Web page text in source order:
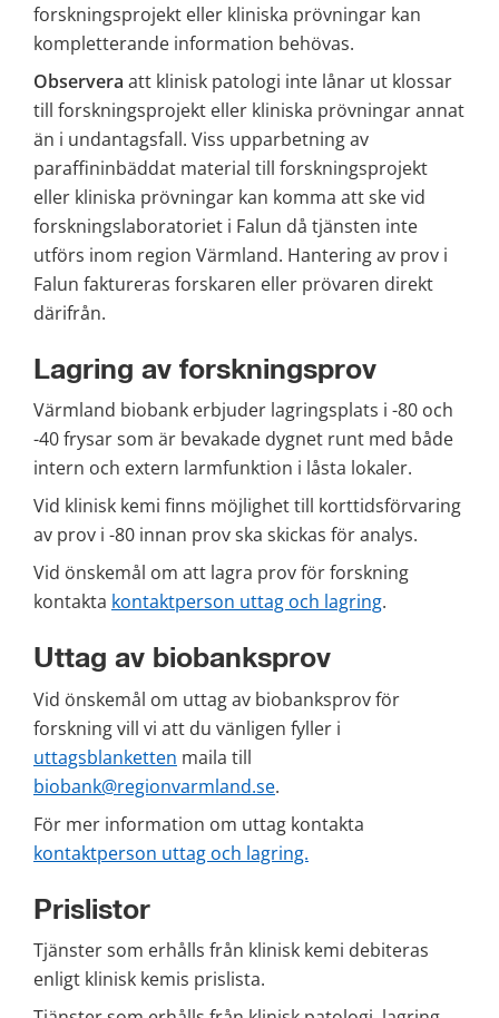
forskningsprojekt eller kliniska prövningar kan
kompletterande information behövas.
Observera att klinisk patologi inte lånar ut klossar
till forskningsprojekt eller kliniska prövningar annat
än i undantagsfall. Viss upparbetning av
paraffininbäddat material till forskningsprojekt
eller kliniska prövningar kan komma att ske vid
forskningslaboratoriet i Falun då tjänsten inte
utförs inom region Värmland. Hantering av prov i
Falun faktureras forskaren eller prövaren direkt
därifrån.
Lagring av forskningsprov
Värmland biobank erbjuder lagringsplats i -80 och
-40 frysar som är bevakade dygnet runt med både
intern och extern larmfunktion i låsta lokaler.
Vid klinisk kemi finns möjlighet till korttidsförvaring
av prov i -80 innan prov ska skickas för analys.
Vid önskemål om att lagra prov för forskning
kontakta kontaktperson uttag och lagring.
Uttag av biobanksprov
Vid önskemål om uttag av biobanksprov för
uttagsblanketten
biobank@regionvarmland.se.
kontaktperson uttag och lagring.
Prislistor
Tjänster som erhålls från klinisk kemi debiteras
enligt klinisk kemis prislista.